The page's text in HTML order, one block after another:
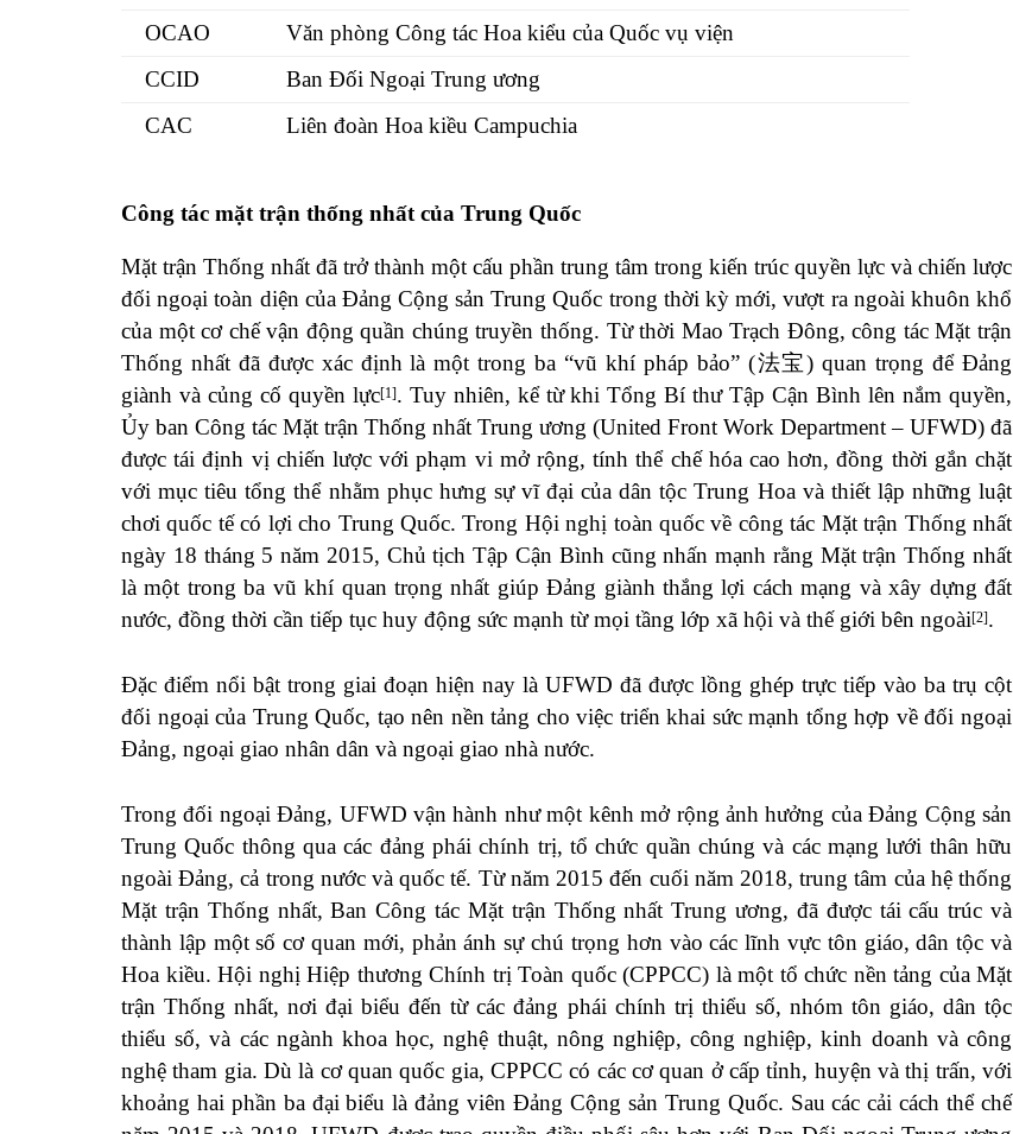
OCAO
Văn phòng Công tác Hoa kiểu của Quốc vụ viện
CCID
Ban Đối Ngoại Trung ương
CAC
Liên đoàn Hoa kiều Campuchia
Công tác mặt trận thống nhất của Trung Quốc
Mặt trận Thống nhất đã trở thành một cấu phần trung tâm trong kiến trúc quyền lực và chiến lược
đối ngoại toàn diện của Đảng Cộng sản Trung Quốc trong thời kỳ mới, vượt ra ngoài khuôn khổ
của một cơ chế vận động quần chúng truyền thống. Từ thời Mao Trạch Đông, công tác Mặt trận
Thống nhất đã được xác định là một trong ba “vũ khí pháp bảo” (法宝) quan trọng để Đảng
giành và củng cố quyền lực[1] . Tuy nhiên, kể từ khi Tổng Bí thư Tập Cận Bình lên nắm quyền,
Ủy ban Công tác Mặt trận Thống nhất Trung ương (United Front Work Department – UFWD) đã
được tái định vị chiến lược với phạm vi mở rộng, tính thể chế hóa cao hơn, đồng thời gắn chặt
với mục tiêu tổng thể nhằm phục hưng sự vĩ đại của dân tộc Trung Hoa và thiết lập những luật
chơi quốc tế có lợi cho Trung Quốc. Trong Hội nghị toàn quốc về công tác Mặt trận Thống nhất
ngày 18 tháng 5 năm 2015, Chủ tịch Tập Cận Bình cũng nhấn mạnh rằng Mặt trận Thống nhất
là một trong ba vũ khí quan trọng nhất giúp Đảng giành thắng lợi cách mạng và xây dựng đất
nước, đồng thời cần tiếp tục huy động sức mạnh từ mọi tầng lớp xã hội và thế giới bên ngoài [2] .
Đặc điểm nổi bật trong giai đoạn hiện nay là UFWD đã được lồng ghép trực tiếp vào ba trụ cột
đối ngoại của Trung Quốc, tạo nên nền tảng cho việc triển khai sức mạnh tổng hợp về đối ngoại
Đảng, ngoại giao nhân dân và ngoại giao nhà nước.
Trong đối ngoại Đảng, UFWD vận hành như một kênh mở rộng ảnh hưởng của Đảng Cộng sản
Trung Quốc thông qua các đảng phái chính trị, tổ chức quần chúng và các mạng lưới thân hữu
ngoài Đảng, cả trong nước và quốc tế. Từ năm 2015 đến cuối năm 2018, trung tâm của hệ thống
Mặt trận Thống nhất, Ban Công tác Mặt trận Thống nhất Trung ương, đã được tái cấu trúc và
thành lập một số cơ quan mới, phản ánh sự chú trọng hơn vào các lĩnh vực tôn giáo, dân tộc và
Hoa kiều. Hội nghị Hiệp thương Chính trị Toàn quốc (CPPCC) là một tổ chức nền tảng của Mặt
trận Thống nhất, nơi đại biểu đến từ các đảng phái chính trị thiểu số, nhóm tôn giáo, dân tộc
thiểu số, và các ngành khoa học, nghệ thuật, nông nghiệp, công nghiệp, kinh doanh và công
nghệ tham gia. Dù là cơ quan quốc gia, CPPCC có các cơ quan ở cấp tỉnh, huyện và thị trấn, với
khoảng hai phần ba đại biểu là đảng viên Đảng Cộng sản Trung Quốc. Sau các cải cách thể chế